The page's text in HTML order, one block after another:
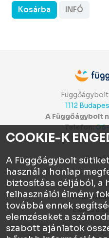
Kosárba INFÓ
Függőágybolt
1112
A Függőágybolt
Telefon:
Itt
Elállás a
COOKIE-K
A Függőágybolt
használ a honlap
biztosítása céljából, a
felhasználói élmény
továbbá ennek
elemzéseket a
szabott ajánlatok